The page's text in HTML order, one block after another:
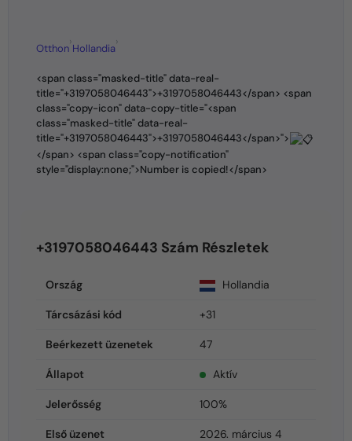
Otthon
›
Hollandia
›
<span class="masked-title" data-real-
title="+3197058046443">+3197058046443</span> <span
class="copy-icon" data-copy-title="<span
class="masked-title" data-real-
title="+3197058046443">+3197058046443</span>">
</span> <span class="copy-notification"
style="display:none;">Number is copied!</span>
+3197058046443 Szám Részletek
Ország Hollandia
Tárcsázási kód +31
Beérkezett üzenetek 47
Állapot Aktív
Jelerősség 100%
Első üzenet 2026. március 4